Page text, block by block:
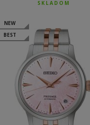
SKLADOM
NEW
BEST